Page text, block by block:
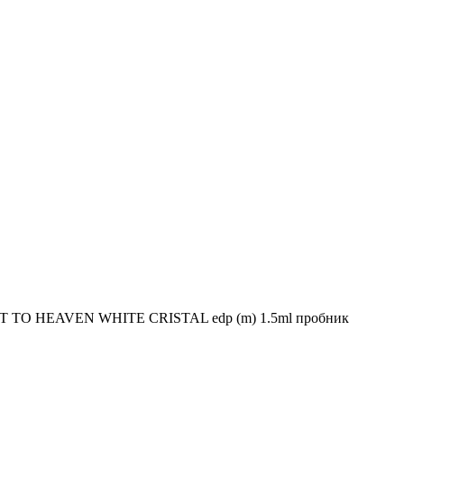
HEAVEN WHITE CRISTAL edp (m) 1.5ml пробник